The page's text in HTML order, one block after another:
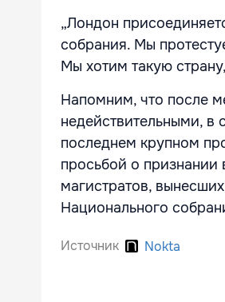
„Лондон
собрания. Мы
Мы хотим такую
Напомним, что после
недействительными, в
последнем крупном
просьбой о
магистратов,
Национального
Источник Nokta